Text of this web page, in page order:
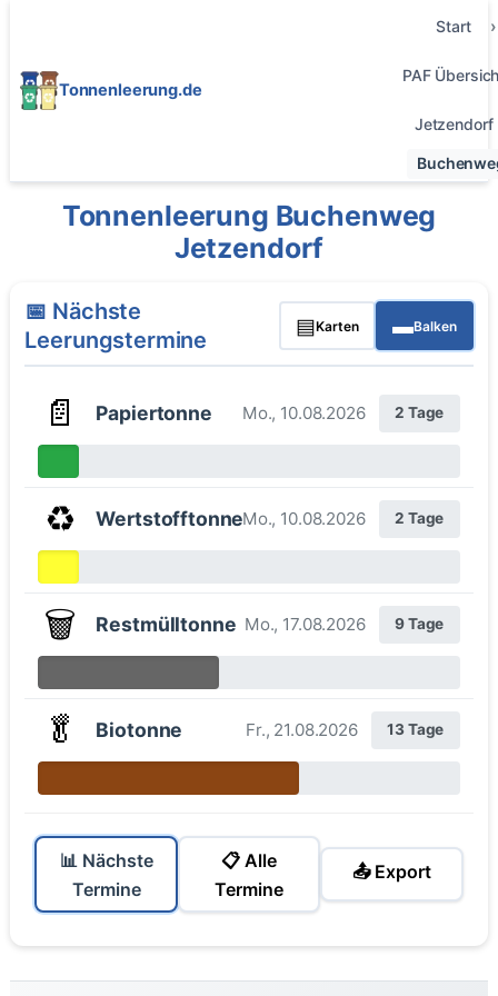
Tonnenleerung.de
Start
PAF
Jetzendorf
Tonnenleerung Buchenweg
Jetzendorf
📅 Nächste
Leerungstermine
▤Karten ▬Balken
📄 Papiertonne Mo., 10.08.2026 2 Tage
♻️ WertstofftonneMo., 10.08.2026 2 Tage
🗑️ Restmülltonne Mo., 17.08.2026 9 Tage
🥬 Biotonne Fr., 21.08.2026 13 Tage
📊 Nächste
Termine
📋 Alle
Termine
📤 Export